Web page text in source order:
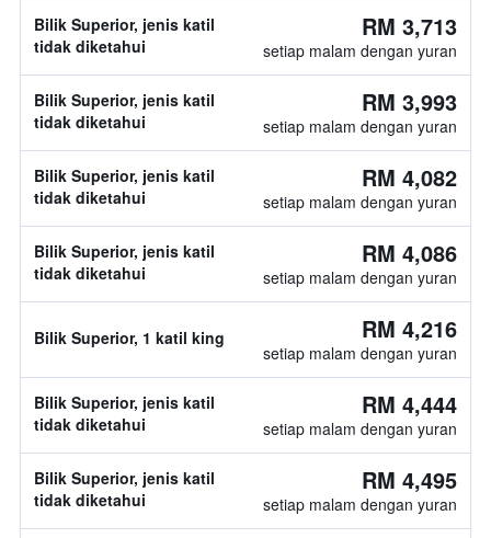
Bilik Superior, jenis katil
tidak diketahui
RM 3,713
setiap malam dengan yuran
Bilik Superior, jenis katil
tidak diketahui
RM 3,993
setiap malam dengan yuran
Bilik Superior, jenis katil
tidak diketahui
RM 4,082
setiap malam dengan yuran
Bilik Superior, jenis katil
tidak diketahui
RM 4,086
setiap malam dengan yuran
Bilik Superior, 1 katil king RM 4,216
setiap malam dengan yuran
Bilik Superior, jenis katil
tidak diketahui
RM 4,444
setiap malam dengan yuran
Bilik Superior, jenis katil
tidak diketahui
RM 4,495
setiap malam dengan yuran